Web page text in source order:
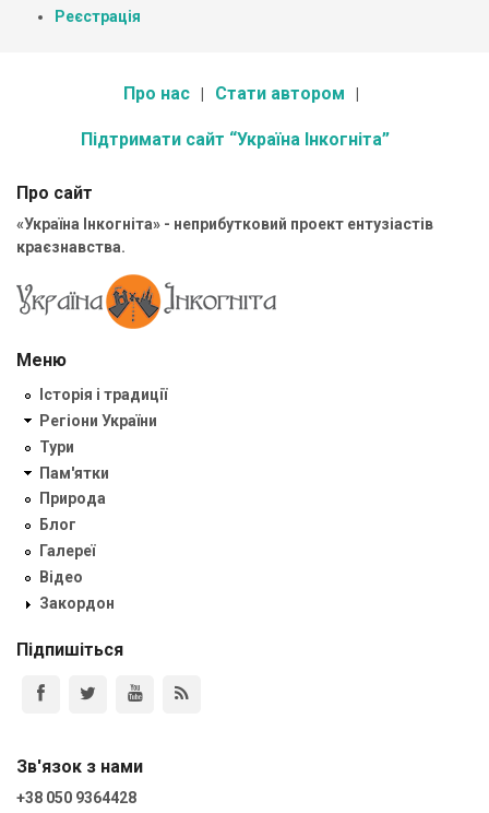
Реєстрація
Про нас Стати автором
Підтримати сайт “Україна Інкогніта”
Про сайт
«Україна Інкогніта» - неприбутковий проект ентузіастів
краєзнавства.
Меню
Історія і традиції
Регіони України
Тури
Пам'ятки
Природа
Блог
Галереї
Відео
Закордон
Підпишіться
Зв'язок з нами
+38 050 9364428